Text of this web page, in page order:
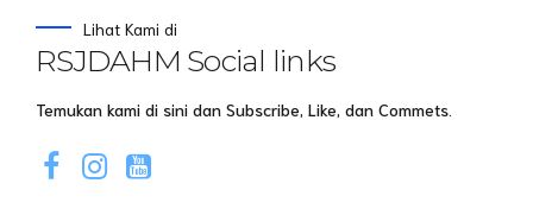
Lihat Kami di
RSJDAHM Social links
Temukan kami di sini dan Subscribe, Like, dan Commets.